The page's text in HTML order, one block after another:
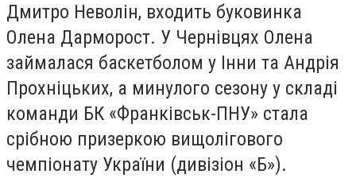
Дмитро Неволін, входить буковинка
Олена Дарморост. У Чернівцях Олена
займалася баскетболом у Інни та Андрія
Прохніцьких, а минулого сезону у складі
команди БК «Франківськ-ПНУ» стала
срібною призеркою вищолігового
чемпіонату України (дивізіон «Б»).